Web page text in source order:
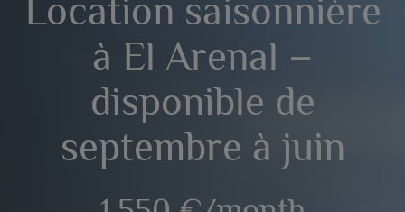
Location saisonnière
à El Arenal –
disponible de
septembre à juin